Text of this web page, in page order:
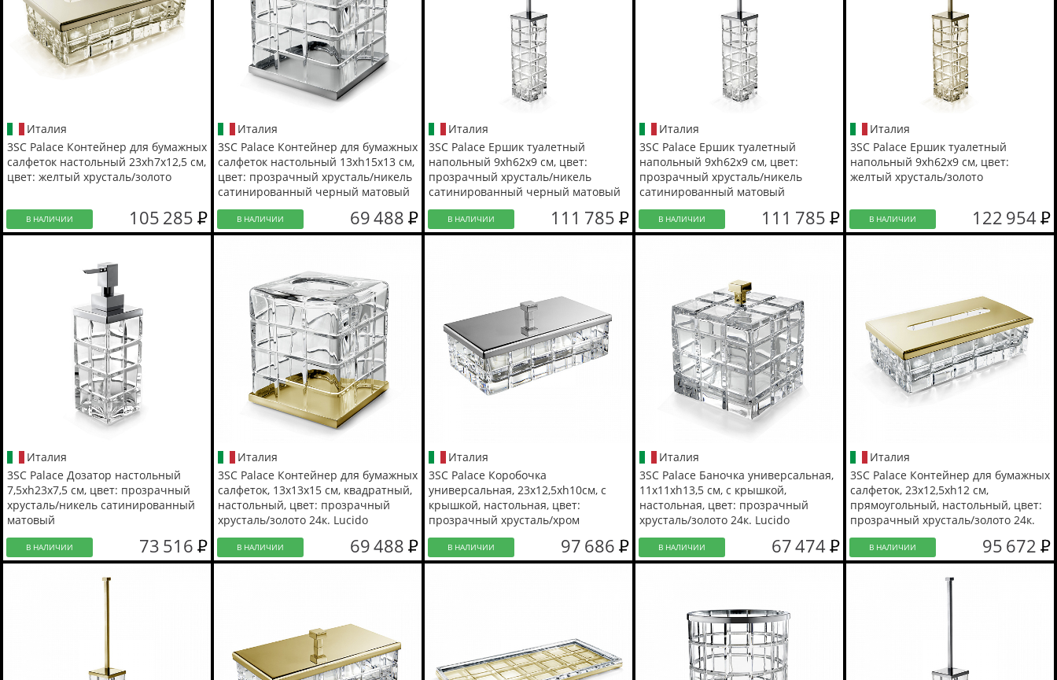
Италия
3SC Palace Контейнер для бумажных
салфеток настольный 23хh7х12,5 см,
цвет: желтый хрусталь/золото
В НАЛИЧИИ 105 285
Италия
3SC Palace Контейнер для бумажных
салфеток настольный 13хh15х13 см,
цвет: прозрачный хрусталь/никель
сатинированный черный матовый
В НАЛИЧИИ 69 488
Италия
3SC Palace Ершик туалетный
напольный 9xh62x9 см, цвет:
прозрачный хрусталь/никель
сатинированный черный матовый
В НАЛИЧИИ 111 785
Италия
3SC Palace Ершик туалетный
напольный 9xh62x9 см, цвет:
прозрачный хрусталь/никель
сатинированный матовый
В НАЛИЧИИ 111 785
Италия
3SC Palace Ершик туалетный
напольный 9xh62x9 см, цвет:
желтый хрусталь/золото
В НАЛИЧИИ 122 954
Италия
3SC Palace Дозатор настольный
7,5хh23х7,5 см, цвет: прозрачный
хрусталь/никель сатинированный
матовый
В НАЛИЧИИ 73 516
Италия
3SC Palace Контейнер для бумажных
салфеток, 13х13х15 см, квадратный,
настольный, цвет: прозрачный
хрусталь/золото 24к. Lucido
В НАЛИЧИИ 69 488
Италия
3SC Palace Коробочка
универсальная, 23х12,5хh10см, с
крышкой, настольная, цвет:
прозрачный хрусталь/хром
В НАЛИЧИИ 97 686
Италия
3SC Palace Баночка универсальная,
11x11xh13,5 см, с крышкой,
настольная, цвет: прозрачный
хрусталь/золото 24к. Lucido
В НАЛИЧИИ 67 474
Италия
3SC Palace Контейнер для бумажных
салфеток, 23х12,5хh12 см,
прямоугольный, настольный, цвет:
прозрачный хрусталь/золото 24к.
Lucido
В НАЛИЧИИ 95 672